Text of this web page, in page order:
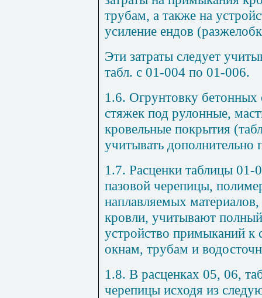
трубам, а также на
усиление ендов
Эти затраты следует
табл. с 01-004 по 01-006.
1.6. Огрунтовку
стяжек под рулонные,
кровельные покрытия
учитывать дополнительно
1.7. Расценки таблицы 01-
пазовой черепицы,
наплавляемых
кровли, учитывают
устройство примыканий
окнам, трубам и
1.8. В расценках 05, 06,
черепицы исходя из